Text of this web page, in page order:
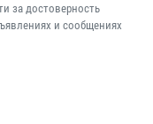
за достоверность
и сообщениях